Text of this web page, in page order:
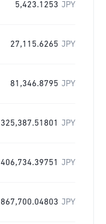
5,423.1253 JPY
27,115.6265 JPY
81,346.8795 JPY
325,387.51801 JPY
406,734.39751 JPY
867,700.04803 JPY